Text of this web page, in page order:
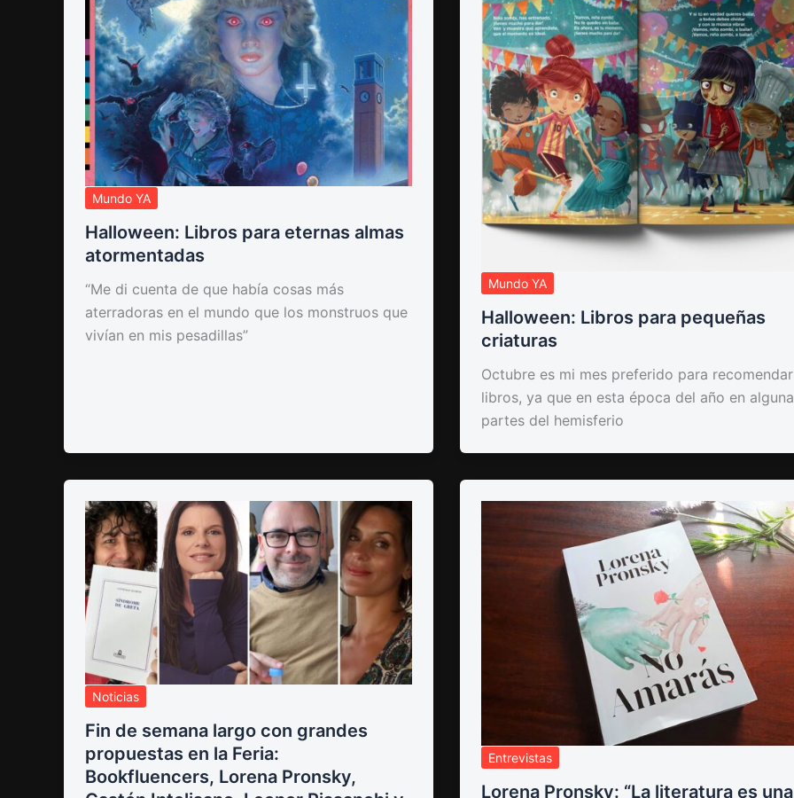
Mundo YA
Halloween: Libros para eternas almas
atormentadas
“Me di cuenta de que había cosas más
aterradoras en el mundo que los monstruos que
vivían en mis pesadillas”
Mundo YA
Halloween: Libros para pequeñas
criaturas
Octubre es mi mes preferido para recomendar
libros, ya que en esta época del año en
partes del hemisferio
Noticias
Fin de semana largo con grandes
propuestas en la Feria:
Bookfluencers, Lorena Pronsky,
Entrevistas
Lorena Pronsky: “La literatura es una